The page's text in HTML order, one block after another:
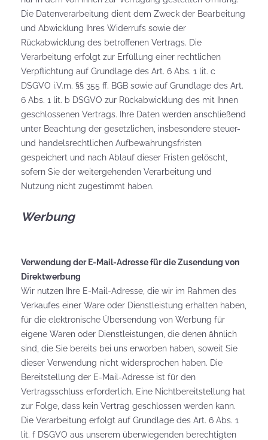
Die Datenverarbeitung dient dem Zweck der Bearbeitung
und Abwicklung Ihres Widerrufs sowie der
Rückabwicklung des betroffenen Vertrags. Die
Verarbeitung erfolgt zur Erfüllung einer rechtlichen
Verpflichtung auf Grundlage des Art. 6 Abs. 1 lit. c
DSGVO i.V.m. §§ 355 ff. BGB sowie auf Grundlage des Art.
6 Abs. 1 lit. b DSGVO zur Rückabwicklung des mit Ihnen
geschlossenen Vertrags. Ihre Daten werden anschließend
unter Beachtung der gesetzlichen, insbesondere steuer-
und handelsrechtlichen Aufbewahrungsfristen
gespeichert und nach Ablauf dieser Fristen gelöscht,
sofern Sie der weitergehenden Verarbeitung und
Nutzung nicht zugestimmt haben.
Werbung
Verwendung der E-Mail-Adresse für die Zusendung von
Direktwerbung
Wir nutzen Ihre E-Mail-Adresse, die wir im Rahmen des
Verkaufes einer Ware oder Dienstleistung erhalten haben,
für die elektronische Übersendung von Werbung für
eigene Waren oder Dienstleistungen, die denen ähnlich
sind, die Sie bereits bei uns erworben haben, soweit Sie
dieser Verwendung nicht widersprochen haben. Die
Bereitstellung der E-Mail-Adresse ist für den
Vertragsschluss erforderlich. Eine Nichtbereitstellung hat
zur Folge, dass kein Vertrag geschlossen werden kann.
Die Verarbeitung erfolgt auf Grundlage des Art. 6 Abs. 1
lit. f DSGVO aus unserem überwiegenden berechtigten